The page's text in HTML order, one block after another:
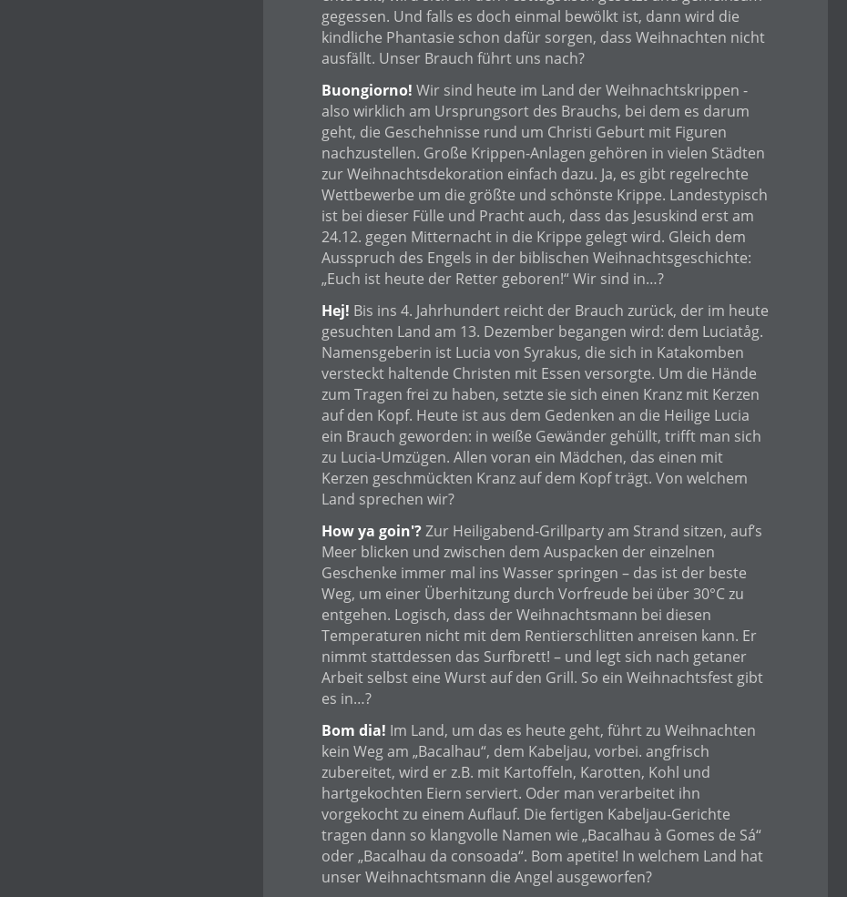
gegessen. Und falls es doch einmal bewölkt ist, dann wird die
kindliche Phantasie schon dafür sorgen, dass Weihnachten nicht
ausfällt. Unser Brauch führt uns nach?
Buongiorno! Wir sind heute im Land der Weihnachtskrippen -
also wirklich am Ursprungsort des Brauchs, bei dem es darum
geht, die Geschehnisse rund um Christi Geburt mit Figuren
nachzustellen. Große Krippen-Anlagen gehören in vielen Städten
zur Weihnachtsdekoration einfach dazu. Ja, es gibt regelrechte
Wettbewerbe um die größte und schönste Krippe. Landestypisch
ist bei dieser Fülle und Pracht auch, dass das Jesuskind erst am
24.12. gegen Mitternacht in die Krippe gelegt wird. Gleich dem
Ausspruch des Engels in der biblischen Weihnachtsgeschichte:
„Euch ist heute der Retter geboren!“ Wir sind in…?
Hej! Bis ins 4. Jahrhundert reicht der Brauch zurück, der im heute
gesuchten Land am 13. Dezember begangen wird: dem Luciatåg.
Namensgeberin ist Lucia von Syrakus, die sich in Katakomben
versteckt haltende Christen mit Essen versorgte. Um die Hände
zum Tragen frei zu haben, setzte sie sich einen Kranz mit Kerzen
auf den Kopf. Heute ist aus dem Gedenken an die Heilige Lucia
ein Brauch geworden: in weiße Gewänder gehüllt, trifft man sich
zu Lucia-Umzügen. Allen voran ein Mädchen, das einen mit
Kerzen geschmückten Kranz auf dem Kopf trägt. Von welchem
Land sprechen wir?
How ya goin'?Zur Heiligabend-Grillparty am Strand sitzen, auf’s
Meer blicken und zwischen dem Auspacken der einzelnen
Geschenke immer mal ins Wasser springen – das ist der beste
Weg, um einer Überhitzung durch Vorfreude bei über 30°C zu
entgehen. Logisch, dass der Weihnachtsmann bei diesen
Temperaturen nicht mit dem Rentierschlitten anreisen kann. Er
nimmt stattdessen das Surfbrett! – und legt sich nach getaner
Arbeit selbst eine Wurst auf den Grill. So ein Weihnachtsfest gibt
es in…?
Bom dia! Im Land, um das es heute geht, führt zu Weihnachten
kein Weg am „Bacalhau“, dem Kabeljau, vorbei. angfrisch
zubereitet, wird er z.B. mit Kartoffeln, Karotten, Kohl und
hartgekochten Eiern serviert. Oder man verarbeitet ihn
vorgekocht zu einem Auflauf. Die fertigen Kabeljau-Gerichte
tragen dann so klangvolle Namen wie „Bacalhau à Gomes de Sá“
oder „Bacalhau da consoada“. Bom apetite! In welchem Land hat
unser Weihnachtsmann die Angel ausgeworfen?